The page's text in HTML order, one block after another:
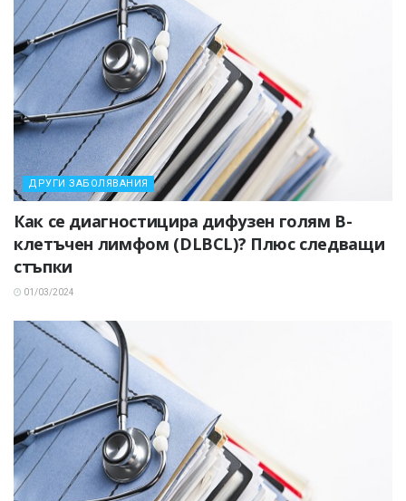
ДРУГИ ЗАБОЛЯВАНИЯ
Как се диагностицира дифузен голям В-
клетъчен лимфом (DLBCL)? Плюс следващи
стъпки
01/03/2024